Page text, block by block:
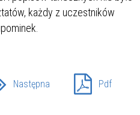
każdy z uczestników
Następna Pdf